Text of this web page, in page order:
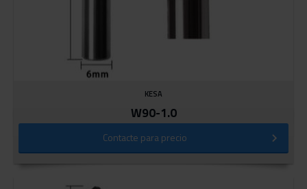
KESA
W90-1.0
Contacte para precio